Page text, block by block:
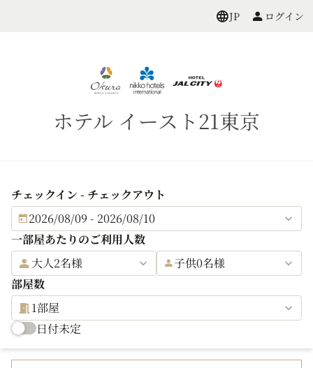
JP ログイン
ホテル イースト21東京
チェックイン - チェックアウト
2026/08/09 - 2026/08/10
一部屋あたりのご利用人数
大人2名様
子供0名様
部屋数
1部屋
日付未定